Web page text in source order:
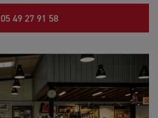
05 49 27 91 58